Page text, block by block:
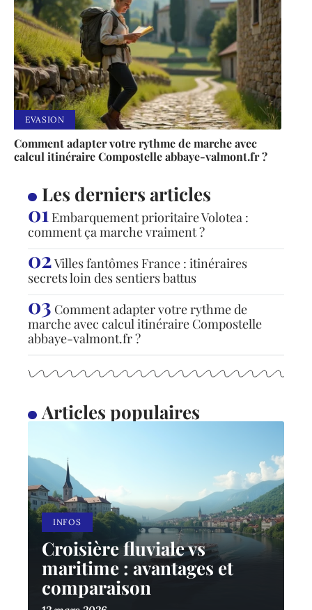
EVASION
Comment adapter votre rythme de marche avec
calcul itinéraire Compostelle abbaye-valmont.fr ?
Les derniers articles
Embarquement prioritaire Volotea :
comment ça marche vraiment ?
Villes fantômes France : itinéraires
secrets loin des sentiers battus
Comment adapter votre rythme de
marche avec calcul itinéraire Compostelle
abbaye-valmont.fr ?
Articles populaires
INFOS
Croisière fluviale vs
maritime : avantages et
comparaison